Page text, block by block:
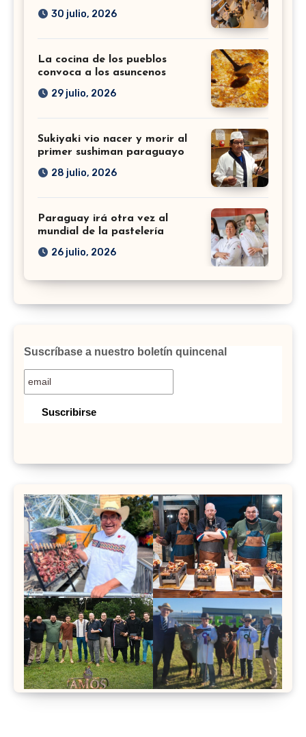
30 julio, 2026
La cocina de los pueblos
convoca a los asuncenos
29 julio, 2026
Sukiyaki vio nacer y morir al
primer sushiman paraguayo
28 julio, 2026
Paraguay irá otra vez al
mundial de la pastelería
26 julio, 2026
Suscríbase a nuestro boletín quincenal